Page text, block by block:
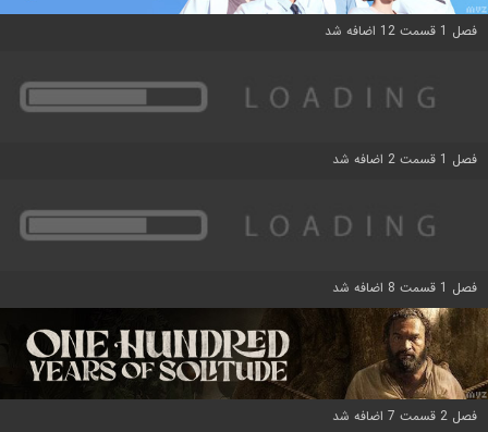
فصل 1 قسمت 12 اضافه شد
فصل 1 قسمت 2 اضافه شد
فصل 1 قسمت 8 اضافه شد
فصل 2 قسمت 7 اضافه شد